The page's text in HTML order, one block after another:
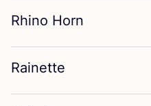
Rhino Horn
Rainette